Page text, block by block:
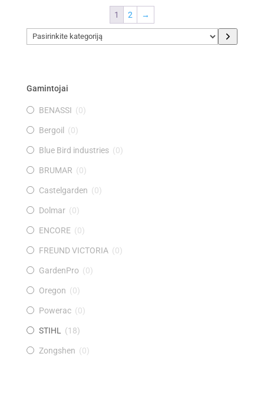
1 2 →
Pasirinkite
kategoriją
Gamintojai
BENASSI (0)
Bergoil (0)
Blue Bird industries (0)
BRUMAR (0)
Castelgarden (0)
Dolmar (0)
ENCORE (0)
FREUND VICTORIA (0)
GardenPro (0)
Oregon (0)
Powerac (0)
STIHL (18)
Zongshen (0)